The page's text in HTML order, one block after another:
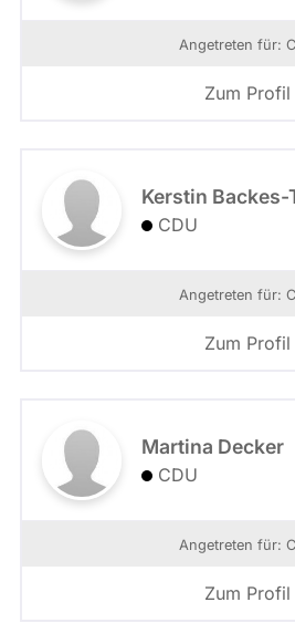
Angetreten für:
Zum Profil
Kerstin Backes-
CDU
Angetreten für:
Zum Profil
Martina Decker
CDU
Angetreten für:
Zum Profil